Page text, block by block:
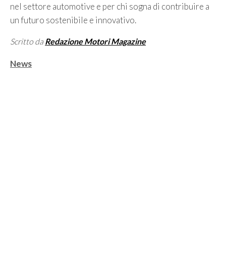
nel settore automotive e per chi sogna di contribuire a
un futuro sostenibile e innovativo.
Scritto da Redazione Motori Magazine
Categorie
News